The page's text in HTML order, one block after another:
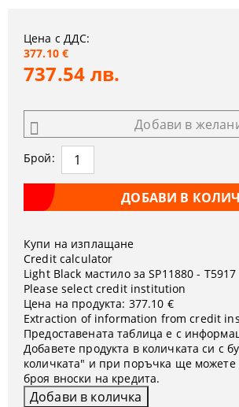
Цена с ДДС:
377.10 €
737.54 лв.
Добави в
Брой:
Купи на изплащане
Credit calculator
Light Black мастило за SP11880 - T5917
Please select credit institution
Цена на продукта: 377.10 €
Extraction of information from credit
Предоставената таблица е с
Добавете продукта в количката си с
количката" и при поръчка ще можете
броя вноски на кредита.